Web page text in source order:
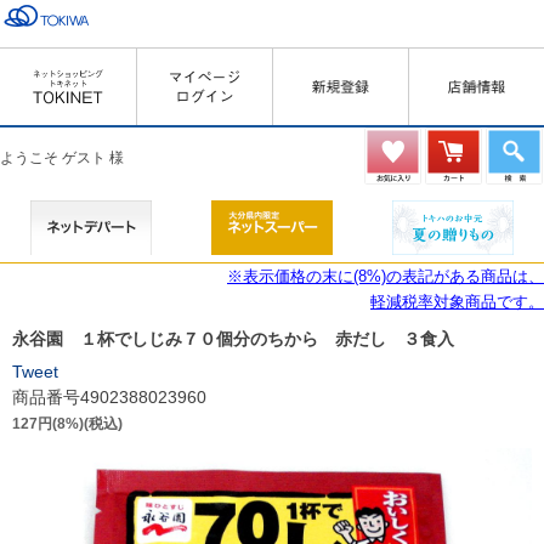
ようこそ ゲスト 様
※表示価格の末に(8%)の表記がある商品は、
軽減税率対象商品です。
永谷園 １杯でしじみ７０個分のちから 赤だし ３食入
Tweet
商品番号4902388023960
127円(8%)(税込)